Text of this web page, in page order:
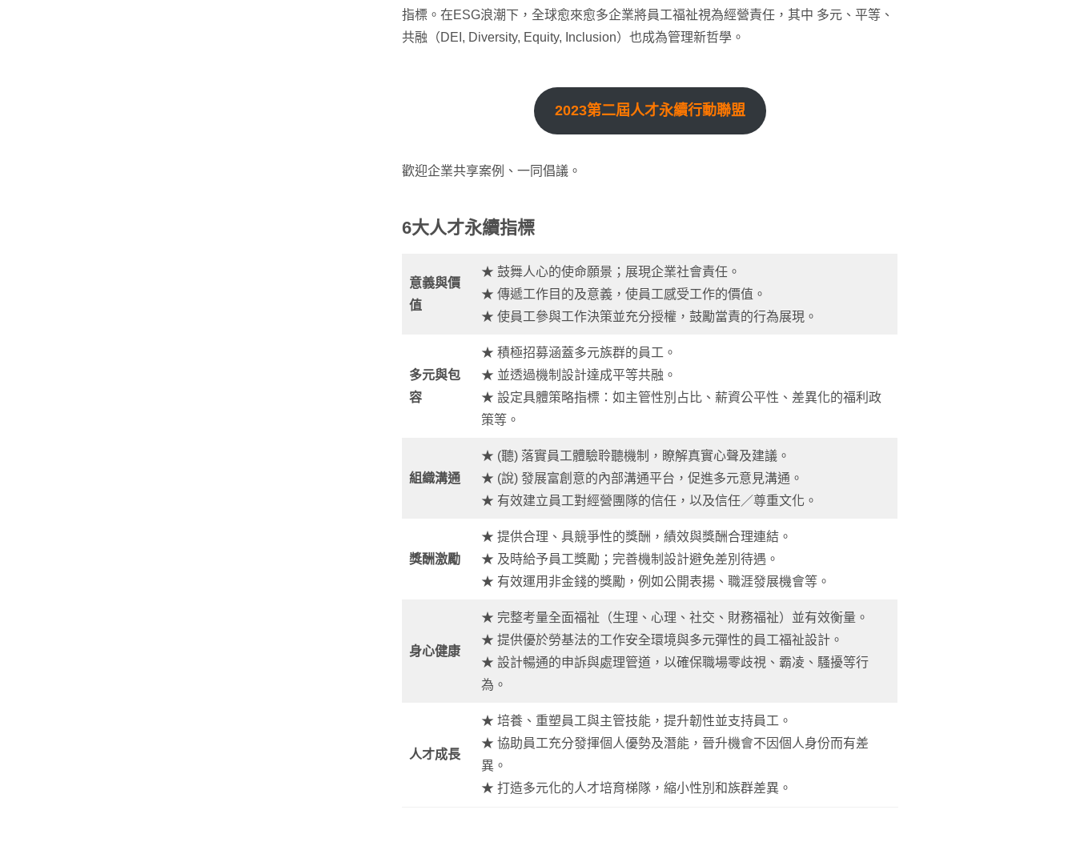
指標。在ESG浪潮下，全球愈來愈多企業將員工福祉視為經營責任，其中 多元、平等、
共融（DEI, Diversity, Equity, Inclusion）也成為管理新哲學。
2023第二屆人才永續行動聯盟
歡迎企業共享案例、一同倡議。
6大人才永續指標
意義與價
值
★ 鼓舞人心的使命願景；展現企業社會責任。
★ 傳遞工作目的及意義，使員工感受工作的價值。
★ 使員工參與工作決策並充分授權，鼓勵當責的行為展現。
多元與包
容
★ 積極招募涵蓋多元族群的員工。
★ 並透過機制設計達成平等共融。
★ 設定具體策略指標：如主管性別占比、薪資公平性、差異化的福利政
策等。
組織溝通
★ (聽) 落實員工體驗聆聽機制，瞭解真實心聲及建議。
★ (說) 發展富創意的內部溝通平台，促進多元意見溝通。
★ 有效建立員工對經營團隊的信任，以及信任／尊重文化。
獎酬激勵
★ 提供合理、具競爭性的獎酬，績效與獎酬合理連結。
★ 及時給予員工獎勵；完善機制設計避免差別待遇。
★ 有效運用非金錢的獎勵，例如公開表揚、職涯發展機會等。
身心健康
★ 完整考量全面福祉（生理、心理、社交、財務福祉）並有效衡量。
★ 提供優於勞基法的工作安全環境與多元彈性的員工福祉設計。
★ 設計暢通的申訴與處理管道，以確保職場零歧視、霸凌、騷擾等行
為。
人才成長
★ 培養、重塑員工與主管技能，提升韌性並支持員工。
★ 協助員工充分發揮個人優勢及潛能，晉升機會不因個人身份而有差
異。
★ 打造多元化的人才培育梯隊，縮小性別和族群差異。